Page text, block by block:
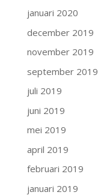
januari 2020
december 2019
november 2019
september 2019
juli 2019
juni 2019
mei 2019
april 2019
februari 2019
januari 2019